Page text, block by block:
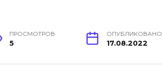
ПРОСМОТРОВ
5
ОПУБЛИКОВАНО
17.08.2022